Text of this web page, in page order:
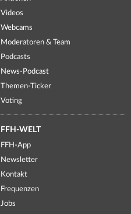
Videos
Webcams
Moderatoren & Team
Podcasts
News-Podcast
Themen-Ticker
Voting
FFH-WELT
FFH-App
Newsletter
Kontakt
Frequenzen
Jobs